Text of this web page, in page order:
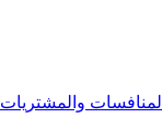
المنافسات والمشتريات